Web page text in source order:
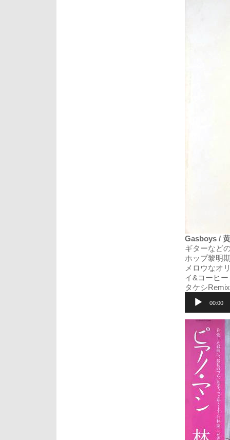
Gasboys /
ギターなど
ホップ黎明
メロウなオ
イ&コーヒ
タケシ
プ
レ
00:00